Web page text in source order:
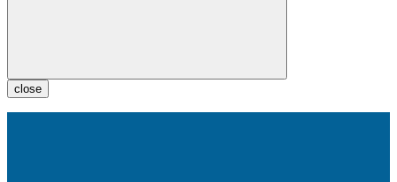
close